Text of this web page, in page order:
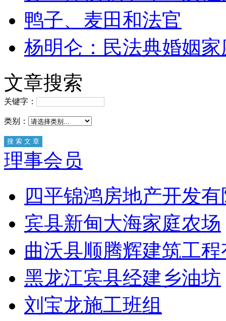
鸭子、麦田和法官
杨明仑：民法典婚姻
文章搜索
关键字：
类别：
理事会员
四平锦鸿房地产开发
宾县新甸大海家庭农场
曲沃县顺腾辉建筑工
黑龙江宾县经建乡油坊
刘宝龙施工班组